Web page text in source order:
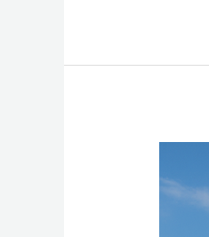
2
Złote